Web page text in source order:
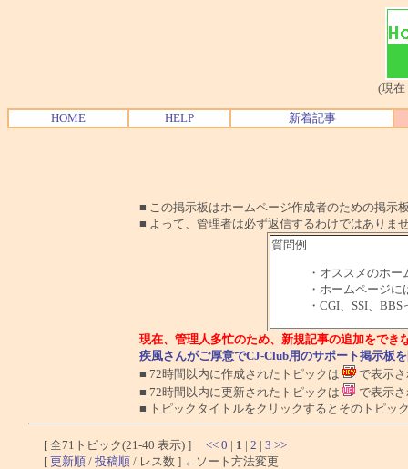
(現在
HOME HELP 新着記事
■ この掲示板はホームページ作成者のための掲示
■ よって、管理者は必ず返信するわけではありま
質問例
・オススメのホ
・ホームページ
・CGI、SSI、
現在、管理人多忙のため、新規記事の追加をでき
疾風さんがご厚意でCJ-Club用のサポート掲示板
■ 72時間以内に作成されたトピックは
で表示
■ 72時間以内に更新されたトピックは
で表示
■ トピックタイトルをクリックするとそのトピッ
[ 全71トピック(21-40 表示) ] << 0 | 1 | 2 | 3 >>
[ 更新順 / 投稿順 / レス数 ] ←ソート方法変更